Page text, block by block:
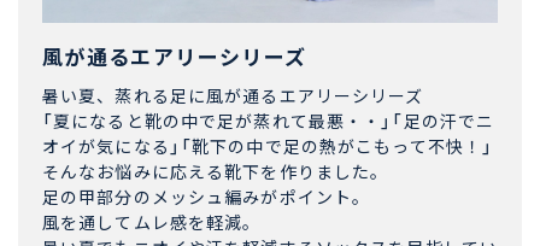
風が通るエアリーシリーズ
暑い夏、蒸れる足に風が通るエアリーシリーズ
「夏になると靴の中で足が蒸れて最悪・・」「足の汗でニ
オイが気になる」「靴下の中で足の熱がこもって不快！」
そんなお悩みに応える靴下を作りました。
足の甲部分のメッシュ編みがポイント。
風を通してムレ感を軽減。